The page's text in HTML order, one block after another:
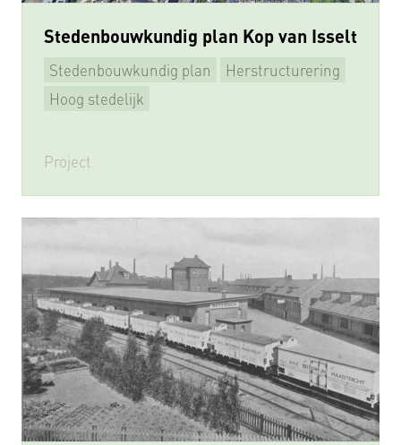
Stedenbouwkundig plan Kop van Isselt
Stedenbouwkundig plan
Herstructurering
Hoog stedelijk
Project